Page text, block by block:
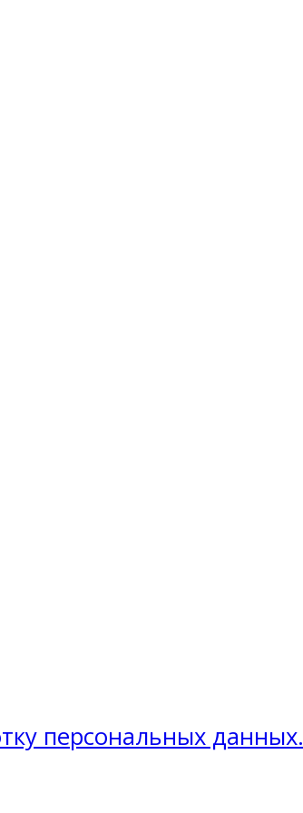
персональных данных.